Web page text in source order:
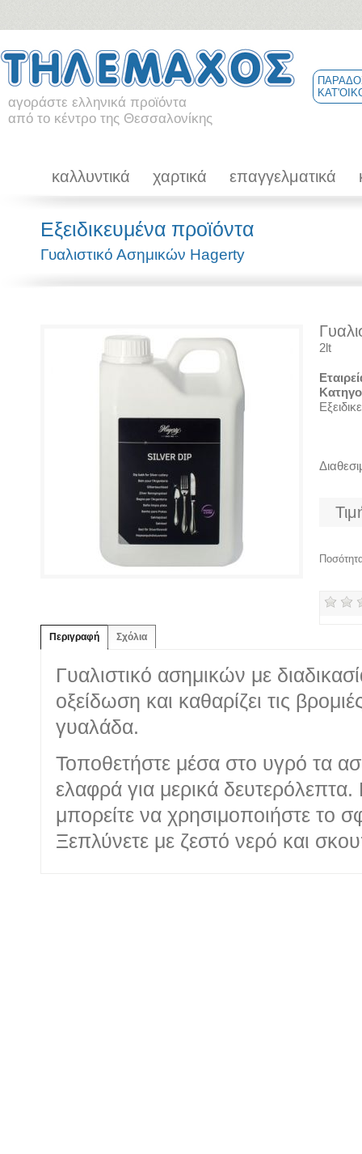
αγοράστε ελληνικά προϊόντα
από το κέντρο της Θεσσαλονίκης
καλλυντικά χαρτικά επαγγελματικά
Εξειδικευμένα προϊόντα
Γυαλιστικό Ασημικών Hagerty
2lt
Περιγραφή Σχόλια
Γυαλιστικό ασημικών με
οξείδωση και καθαρίζει τις
γυαλάδα.
Τοποθετήστε μέσα στο υγρό τα
ελαφρά για μερικά δευτερόλεπτα.
μπορείτε να χρησιμοποιήστε το
Ξεπλύνετε με ζεστό νερό και